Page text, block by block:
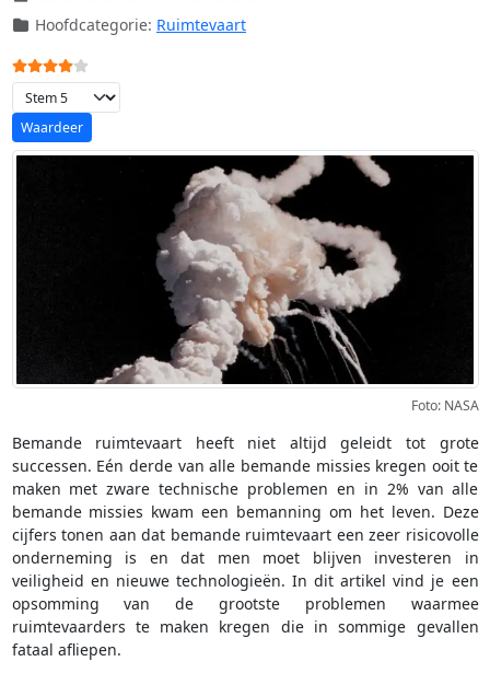
Hoofdcategorie: Ruimtevaart
Gebruikerswaardering:
Voeg waardering toe
Foto: NASA
Bemande ruimtevaart heeft niet altijd geleidt tot grote
successen. Eén derde van alle bemande missies kregen ooit te
maken met zware technische problemen en in 2% van alle
bemande missies kwam een bemanning om het leven. Deze
cijfers tonen aan dat bemande ruimtevaart een zeer risicovolle
onderneming is en dat men moet blijven investeren in
veiligheid en nieuwe technologieën. In dit artikel vind je een
opsomming van de grootste problemen waarmee
ruimtevaarders te maken kregen die in sommige gevallen
fataal afliepen.